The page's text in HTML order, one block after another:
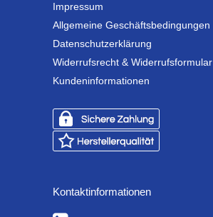
Impressum
Allgemeine Geschäftsbedingungen
Datenschutzerklärung
Widerrufsrecht & Widerrufsformular
Kundeninformationen
Kontaktinformationen